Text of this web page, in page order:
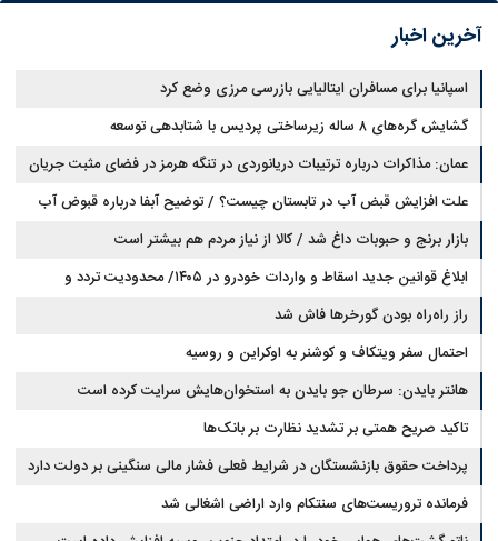
آخرین اخبار
اسپانیا برای مسافران ایتالیایی بازرسی مرزی وضع کرد
گشایش گره‌های ۸ ساله زیرساختی پردیس با شتابدهی توسعه
عمان: مذاکرات درباره ترتیبات دریانوردی در تنگه هرمز در فضای مثبت جریان
دارد
علت افزایش قبض آب در تابستان چیست؟ / توضیح آبفا درباره قبوض آب
بازار برنج و حبوبات داغ شد / کالا از نیاز مردم هم بیشتر است
ابلاغ قوانین جدید اسقاط و واردات خودرو در ۱۴۰۵/ محدودیت تردد و
سوخت‌رسانی به فرسوده‌ها
راز راه‌راه بودن گورخرها فاش شد
احتمال سفر ویتکاف و کوشنر به اوکراین و روسیه
هانتر بایدن: سرطان جو بایدن به استخوان‌هایش سرایت کرده است
تاکید صریح همتی بر تشدید نظارت بر بانک‌ها
پرداخت حقوق بازنشستگان در شرایط فعلی فشار مالی سنگینی بر دولت دارد
فرمانده تروریست‌های سنتکام وارد اراضی اشغالی شد